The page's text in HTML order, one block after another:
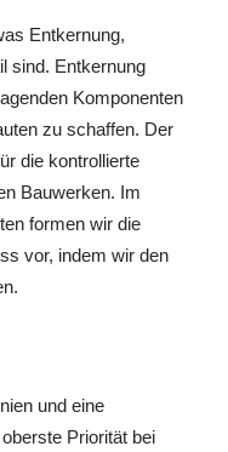
Entkernung,
sind. Entkernung
Komponenten
zu schaffen. Der
die kontrollierte
Bauwerken. Im
formen wir die
vor, indem wir den
und eine
Priorität bei